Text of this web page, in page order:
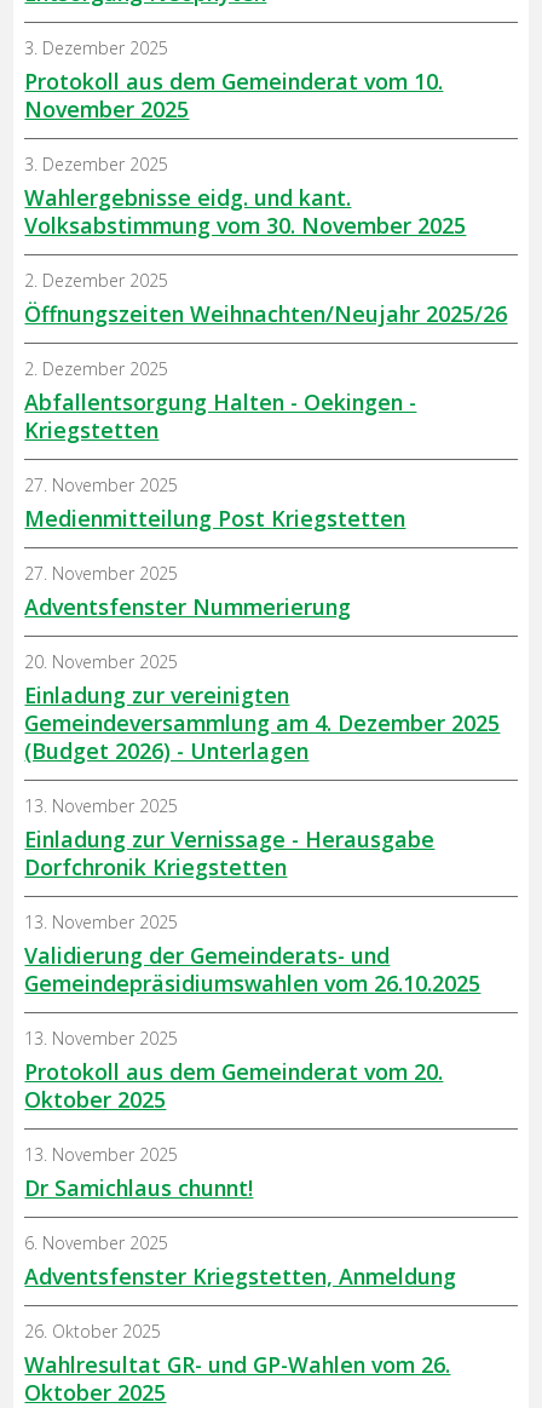
Protokoll aus dem Gemeinderat vom 10.
November 2025
3. Dezember 2025
Wahlergebnisse eidg. und kant.
Volksabstimmung vom 30. November 2025
3. Dezember 2025
Öffnungszeiten Weihnachten/Neujahr 2025/26
2. Dezember 2025
Abfallentsorgung Halten - Oekingen -
Kriegstetten
2. Dezember 2025
Medienmitteilung Post Kriegstetten
27. November 2025
Adventsfenster Nummerierung
27. November 2025
Einladung zur vereinigten
Gemeindeversammlung am 4. Dezember 2025
(Budget 2026) - Unterlagen
20. November 2025
Einladung zur Vernissage - Herausgabe
Dorfchronik Kriegstetten
13. November 2025
Validierung der Gemeinderats- und
Gemeindepräsidiumswahlen vom 26.10.2025
13. November 2025
Protokoll aus dem Gemeinderat vom 20.
Oktober 2025
13. November 2025
Dr Samichlaus chunnt!
13. November 2025
Adventsfenster Kriegstetten, Anmeldung
6. November 2025
Wahlresultat GR- und GP-Wahlen vom 26.
Oktober 2025
26. Oktober 2025